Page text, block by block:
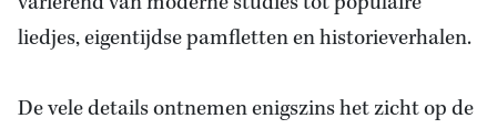
liedjes, eigentijdse pamfletten en historieverhalen.
De vele details ontnemen enigszins het zicht op de